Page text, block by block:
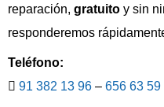
reparación, gratuito y sin
responderemos
Teléfono:
91 382 13 96 – 656 63 59